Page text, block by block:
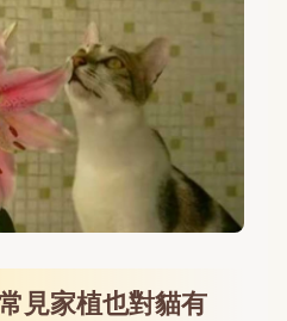
見家植也對貓有